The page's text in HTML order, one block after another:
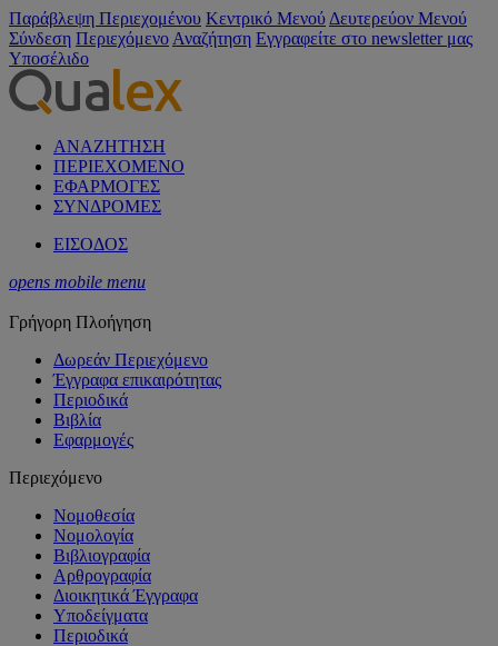
Παράβλεψη Περιεχομένου Κεντρικό Μενού Δευτερεύον Μενού
Σύνδεση Περιεχόμενο Αναζήτηση Εγγραφείτε στο newsletter μας
Υποσέλιδο
ΑΝΑΖΗΤΗΣΗ
ΠΕΡΙΕΧΟΜΕΝΟ
ΕΦΑΡΜΟΓΕΣ
ΣΥΝΔΡΟΜΕΣ
ΕΙΣΟΔΟΣ
opens mobile menu
Γρήγορη Πλοήγηση
Δωρεάν Περιεχόμενο
Έγγραφα επικαιρότητας
Περιοδικά
Βιβλία
Εφαρμογές
Περιεχόμενο
Νομοθεσία
Νομολογία
Βιβλιογραφία
Αρθρογραφία
Διοικητικά Έγγραφα
Υποδείγματα
Περιοδικά